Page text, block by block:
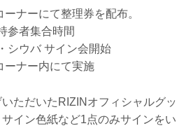
ーにて整理券を配布。
参者集合時間
ウバ サイン会開始
ー内にて実施
ただいたRIZINオフィシャルグッ
イン色紙など1点のみサインをい